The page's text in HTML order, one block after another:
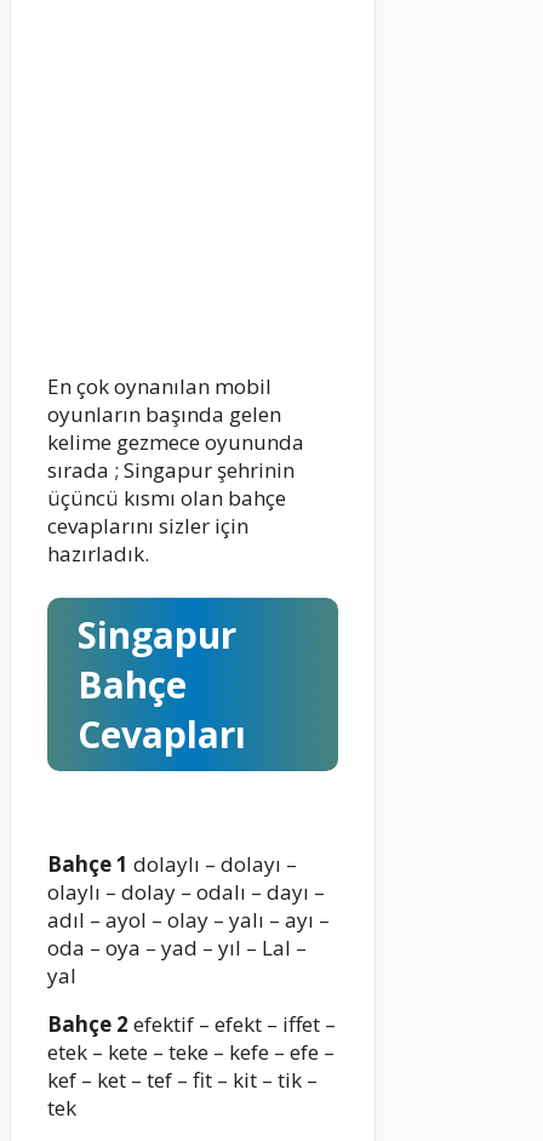
En çok oynanılan mobil
oyunların başında gelen
kelime gezmece oyununda
sırada ; Singapur şehrinin
üçüncü kısmı olan bahçe
cevaplarını sizler için
hazırladık.
Singapur
Bahçe
Cevapları
Bahçe 1 dolaylı – dolayı –
olaylı – dolay – odalı – dayı –
adıl – ayol – olay – yalı – ayı –
oda – oya – yad – yıl – Lal –
yal
Bahçe 2 efektif – efekt – iffet –
etek – kete – teke – kefe – efe –
kef – ket – tef – fit – kit – tik –
tek